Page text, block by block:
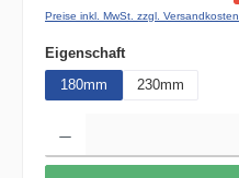
Preise inkl. MwSt. zzgl. Versandkosten
Eigenschaftauswählen
180mm
230mm